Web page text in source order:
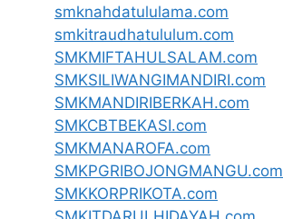
smknahdatululama.com
smkitraudhatululum.com
SMKMIFTAHULSALAM.com
SMKSILIWANGIMANDIRI.com
SMKMANDIRIBERKAH.com
SMKCBTBEKASI.com
SMKMANAROFA.com
SMKPGRIBOJONGMANGU.com
SMKKORPRIKOTA.com